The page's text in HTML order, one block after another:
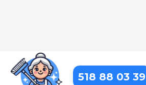
518 88 03 39